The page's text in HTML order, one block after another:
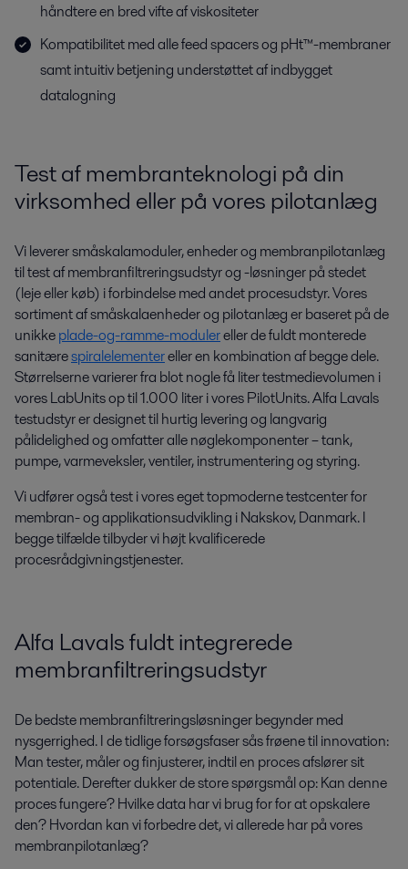
håndtere en bred vifte af viskositeter
Kompatibilitet med alle feed spacers og pHt™-membraner
samt intuitiv betjening understøttet af indbygget
datalogning
Test af membranteknologi på din
virksomhed eller på vores pilotanlæg
Vi leverer småskalamoduler, enheder og membranpilotanlæg
til test af membranfiltreringsudstyr og -løsninger på stedet
(leje eller køb) i forbindelse med andet procesudstyr. Vores
sortiment af småskalaenheder og pilotanlæg er baseret på de
unikkeplade-og-ramme-modulereller de fuldt monterede
sanitærespiralelementereller en kombination af begge dele.
Størrelserne varierer fra blot nogle få liter testmedievolumen i
vores LabUnits op til 1.000 liter i vores PilotUnits. Alfa Lavals
testudstyr er designet til hurtig levering og langvarig
pålidelighed og omfatter alle nøglekomponenter – tank,
pumpe, varmeveksler, ventiler, instrumentering og styring.
Vi udfører også test i vores eget topmoderne testcenter for
membran- og applikationsudvikling i Nakskov, Danmark. I
begge tilfælde tilbyder vi højt kvalificerede
procesrådgivningstjenester.
Alfa Lavals fuldt integrerede
membranfiltreringsudstyr
De bedste membranfiltreringsløsninger begynder med
nysgerrighed. I de tidlige forsøgsfaser sås frøene til innovation:
Man tester, måler og finjusterer, indtil en proces afslører sit
potentiale. Derefter dukker de store spørgsmål op: Kan denne
proces fungere? Hvilke data har vi brug for for at opskalere
den? Hvordan kan vi forbedre det, vi allerede har på vores
membranpilotanlæg?